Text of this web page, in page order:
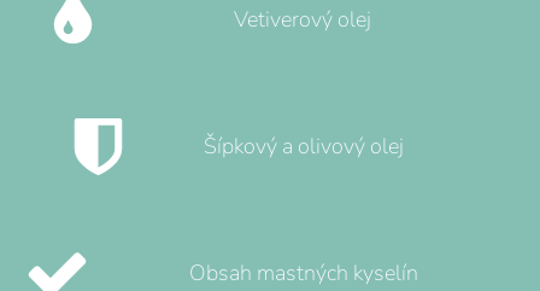
Vetiverový olej
Šípkový a olivový olej
Obsah mastných kyselín